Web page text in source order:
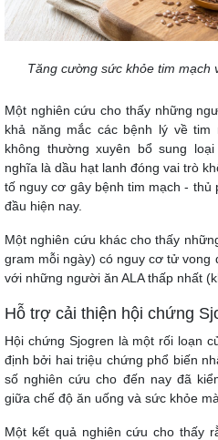
Tăng cường sức khỏe tim mạch
Một nghiên cứu cho thấy những
khả năng mắc các bệnh lý về
không thường xuyên bổ sung
nghĩa là dầu hạt lanh đóng vai trò
tố nguy cơ gây bệnh tim mạch -
đầu hiện nay.
Một nghiên cứu khác cho thấy
gram mỗi ngày) có nguy cơ tử vong
với những người ăn ALA thấp nhất
Hỗ trợ cải thiện hội chứng
Hội chứng Sjogren là một rối loạn
định bởi hai triệu chứng phổ biến
số nghiên cứu cho đến nay đã
giữa chế độ ăn uống và sức khỏe
Một kết quả nghiên cứu cho thấy